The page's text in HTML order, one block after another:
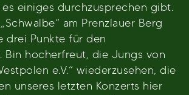
es einiges durchzusprechen gibt.
am Prenzlauer Berg
drei Punkte für den
Bin hocherfreut, die Jungs von
e.V.“ wiederzusehen, die
unseres letzten Konzerts hier